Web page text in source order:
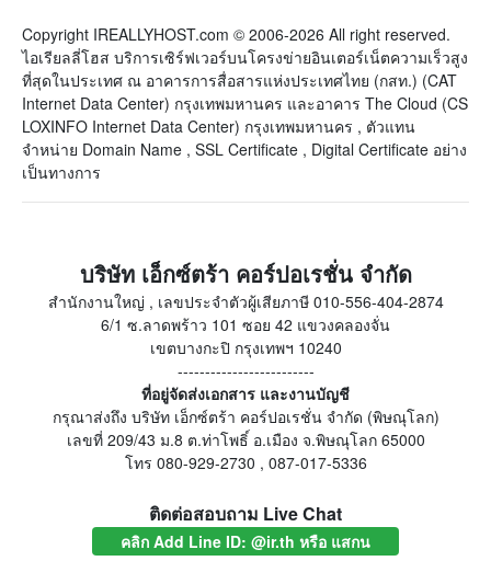
Copyright IREALLYHOST.com © 2006-2026 All right reserved.
ไอเรียลลี่โฮส บริการเซิร์ฟเวอร์บนโครงข่ายอินเตอร์เน็ตความเร็วสูง
ที่สุดในประเทศ ณ อาคารการสื่อสารแห่งประเทศไทย (กสท.) (CAT
Internet Data Center) กรุงเทพมหานคร และอาคาร The Cloud (CS
LOXINFO Internet Data Center) กรุงเทพมหานคร , ตัวแทน
จำหน่าย Domain Name , SSL Certificate , Digital Certificate อย่าง
เป็นทางการ
บริษัท เอ็กซ์ตร้า คอร์ปอเรชั่น จำกัด
สำนักงานใหญ่ , เลขประจำตัวผู้เสียภาษี 010-556-404-2874
6/1 ซ.ลาดพร้าว 101 ซอย 42 แขวงคลองจั่น
เขตบางกะปิ กรุงเทพฯ 10240
-------------------------
ที่อยู่จัดส่งเอกสาร และงานบัญชี
กรุณาส่งถึง บริษัท เอ็กซ์ตร้า คอร์ปอเรชั่น จำกัด (พิษณุโลก)
เลขที่ 209/43 ม.8 ต.ท่าโพธิ์ อ.เมือง จ.พิษณุโลก 65000
โทร 080-929-2730 , 087-017-5336
ติดต่อสอบถาม Live Chat
คลิก Add Line ID: @ir.th หรือ แสกน